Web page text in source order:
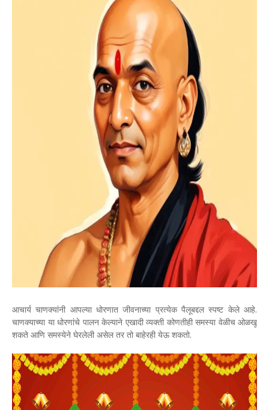
आचार्य चाणक्यांनी आपल्या धोरणात जीवनाच्या प्रत्येक पैलूबद्दल स्पष्ट केले आहे.
चाणक्याच्या या धोरणांचे पालन केल्याने एखादी व्यक्ती कोणतीही समस्या वेळीच ओळखू
शकते आणि समस्येने घेरलेली असेल तर तो बाहेरही येऊ शकतो.